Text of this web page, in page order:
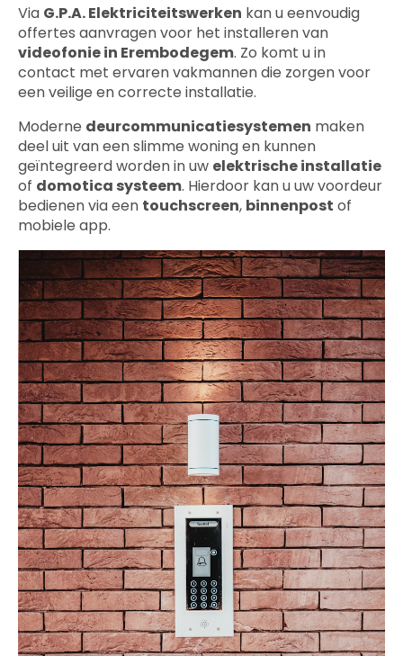
Via G.P.A. Elektriciteitswerken kan u eenvoudig
offertes aanvragen voor het installeren van
videofonie in Erembodegem. Zo komt u in
contact met ervaren vakmannen die zorgen voor
een veilige en correcte installatie.
Moderne deurcommunicatiesystemen maken
deel uit van een slimme woning en kunnen
geïntegreerd worden in uw elektrische installatie
of domotica systeem. Hierdoor kan u uw voordeur
bedienen via een touchscreen, binnenpost of
mobiele app.